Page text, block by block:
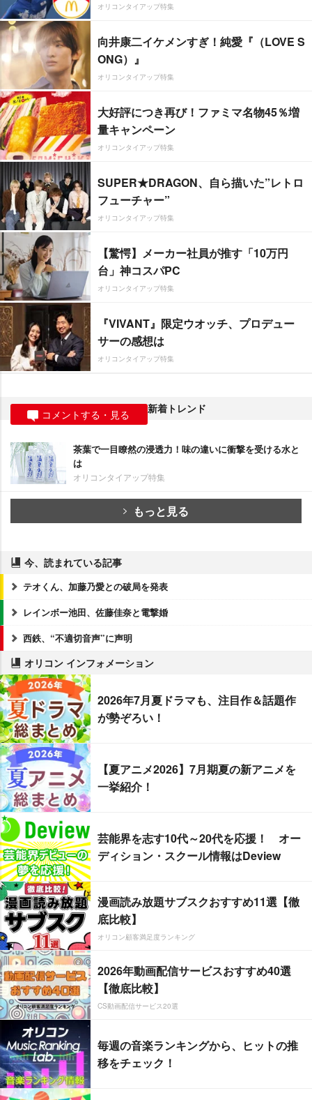
オリコンタイアップ特集
向井康二イケメンすぎ！純愛『（LOVE S
ONG）』
オリコンタイアップ特集
大好評につき再び！ファミマ名物45％増
量キャンペーン
オリコンタイアップ特集
SUPER★DRAGON、自ら描いた”レトロ
フューチャー”
オリコンタイアップ特集
【驚愕】メーカー社員が推す「10万円
台」神コスパPC
オリコンタイアップ特集
『VIVANT』限定ウオッチ、プロデュー
サーの感想は
オリコンタイアップ特集
コメントする・見る 新着トレンド
茶葉で一目瞭然の浸透力！味の違いに衝撃を受ける水と
は
オリコンタイアップ特集
もっと見る
今、読まれている記事
テオくん、加藤乃愛との破局を発表
レインボー池田、佐藤佳奈と電撃婚
西鉄、“不適切音声”に声明
オリコン インフォメーション
2026年7月夏ドラマも、注目作＆話題作
が勢ぞろい！
【夏アニメ2026】7月期夏の新アニメを
一挙紹介！
芸能界を志す10代～20代を応援！ オー
ディション・スクール情報はDeview
漫画読み放題サブスクおすすめ11選【徹
底比較】
オリコン顧客満足度ランキング
2026年動画配信サービスおすすめ40選
【徹底比較】
CS動画配信サービス20選
毎週の音楽ランキングから、ヒットの推
移をチェック！